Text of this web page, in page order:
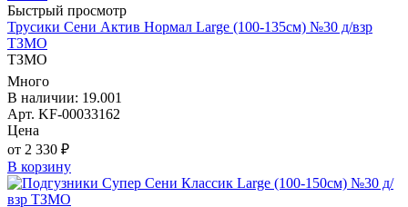
Быстрый просмотр
Трусики Сени Актив Нормал Large (100-135см) №30 д/взр
ТЗМО
ТЗМО
Много
В наличии: 19.001
Арт. KF-00033162
Цена
от 2 330 ₽
В корзину